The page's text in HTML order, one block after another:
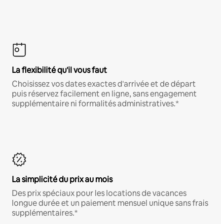
La flexibilité qu'il vous faut
Choisissez vos dates exactes d'arrivée et de départ
puis réservez facilement en ligne, sans engagement
supplémentaire ni formalités administratives.*
La simplicité du prix au mois
Des prix spéciaux pour les locations de vacances
longue durée et un paiement mensuel unique sans frais
supplémentaires.*